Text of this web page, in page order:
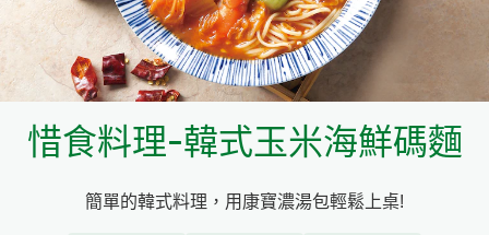
惜食料理-韓式玉米海鮮碼麵
簡單的韓式料理，用康寶濃湯包輕鬆上桌!